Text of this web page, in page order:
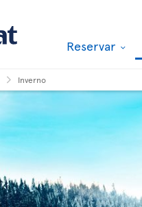
Reservar
Inverno